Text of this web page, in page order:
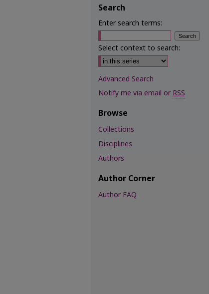
Search
Enter search terms:
Select context to search:
Advanced Search
Notify me via email orRSS
Browse
Collections
Disciplines
Authors
Author Corner
Author FAQ